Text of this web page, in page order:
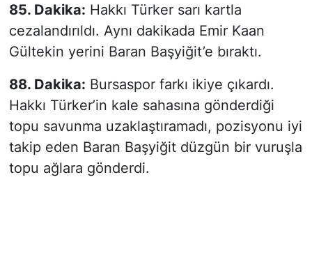
85. Dakika: Hakkı Türker sarı kartla
cezalandırıldı. Aynı dakikada Emir Kaan
Gültekin yerini Baran Başyiğit’e bıraktı.
88. Dakika: Bursaspor farkı ikiye çıkardı.
Hakkı Türker’in kale sahasına gönderdiği
topu savunma uzaklaştıramadı, pozisyonu iyi
takip eden Baran Başyiğit düzgün bir vuruşla
topu ağlara gönderdi.